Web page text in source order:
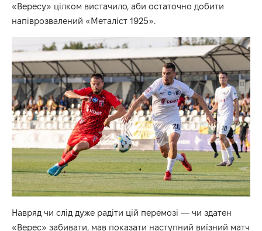
«Вересу» цілком вистачило, аби остаточно добити
напіврозвалений «Металіст 1925».
Навряд чи слід дуже радіти цій перемозі — чи здатен
«Верес» забивати, мав показати наступний виїзний матч